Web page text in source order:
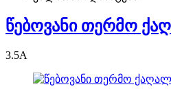
წებოვანი თერმო
3.5A